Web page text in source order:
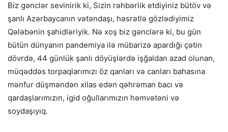
Biz gənclər sevinirik ki, Sizin rəhbərlik etdiyiniz bütöv və
şanlı Azərbaycanın vətəndaşı, həsrətlə gözlədiyimiz
Qələbənin şahidləriyik. Nə xoş biz gənclərə ki, bu gün
bütün dünyanın pandemiya ilə mübarizə apardığı çətin
dövrdə, 44 günlük şanlı döyüşlərdə işğaldan azad olunan,
müqəddəs torpaqlarımızı öz qanları və canları bahasına
mənfur düşməndən xilas edən qəhrəman bacı və
qardaşlarımızın, igid oğullarımızın həmvətəni və
soydaşıyıq.